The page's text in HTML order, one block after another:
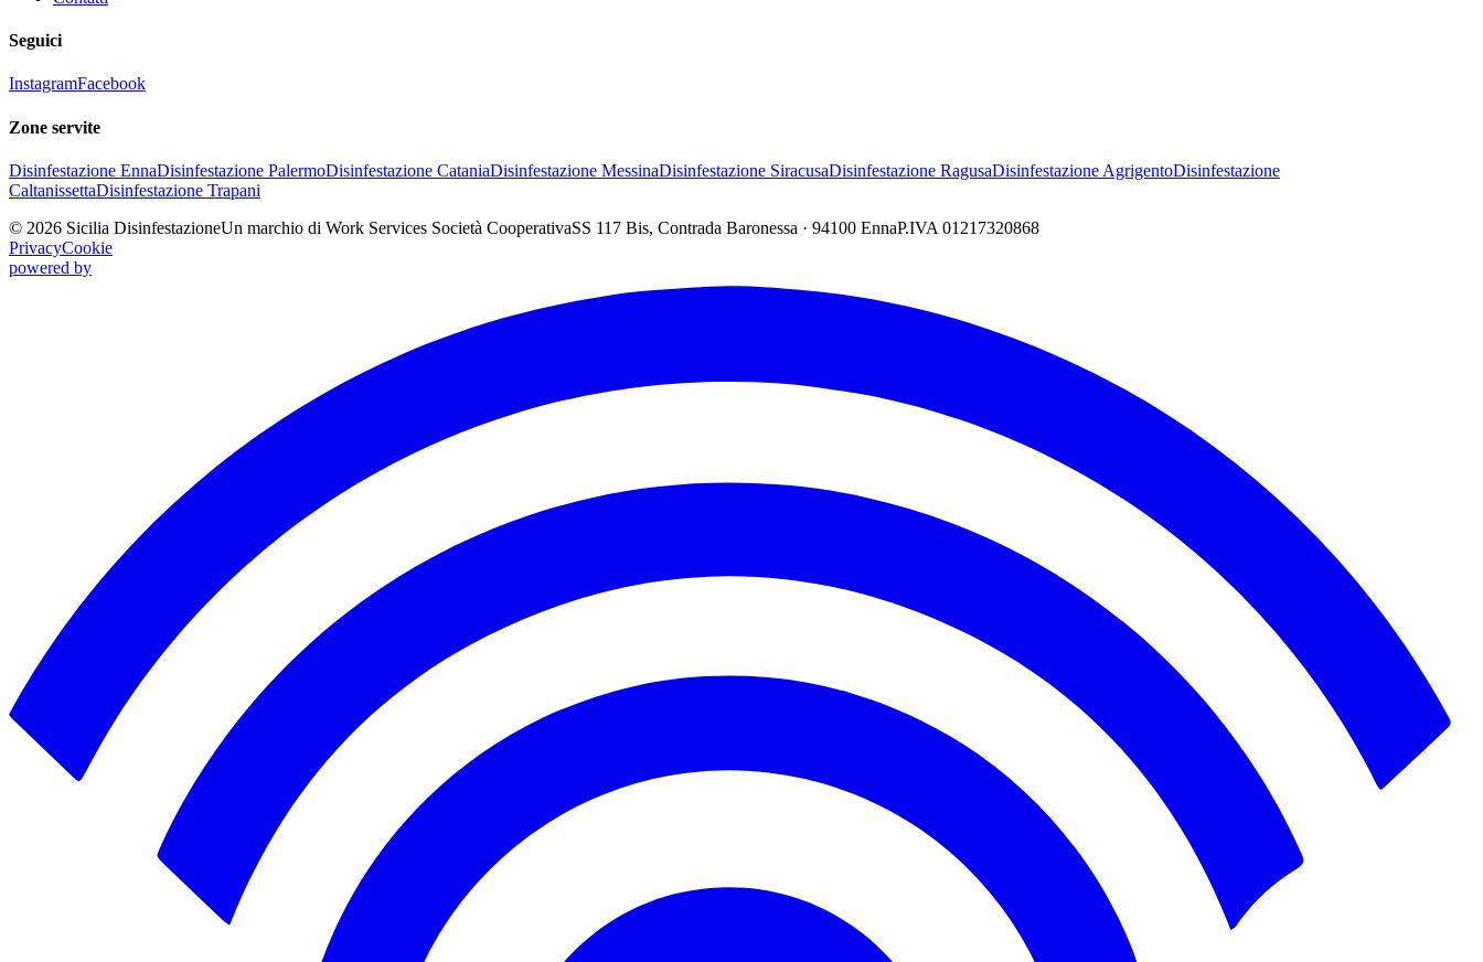
Seguici
InstagramFacebook
Zone servite
Disinfestazione EnnaDisinfestazione PalermoDisinfestazione CataniaDisinfestazione MessinaDisinfestazione SiracusaDisinfestazione RagusaDisinfestazione AgrigentoDisinfestazione
CaltanissettaDisinfestazione Trapani
© 2026 Sicilia DisinfestazioneUn marchio di Work Services Società CooperativaSS 117 Bis, Contrada Baronessa · 94100 EnnaP.IVA 01217320868
PrivacyCookie
powered by